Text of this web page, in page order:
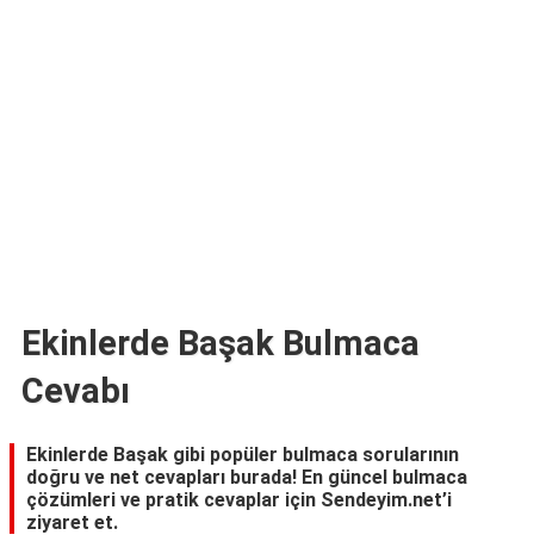
Ekinlerde Başak Bulmaca
Cevabı
Ekinlerde Başak gibi popüler bulmaca sorularının
doğru ve net cevapları burada! En güncel bulmaca
çözümleri ve pratik cevaplar için Sendeyim.net’i
ziyaret et.